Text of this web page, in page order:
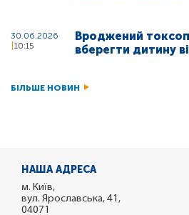
30.06.2026
10:15
Вроджений
вберегти дитину
БІЛЬШЕ НОВИН
НАША АДРЕСА
м. Київ,
вул. Ярославська, 41,
04071